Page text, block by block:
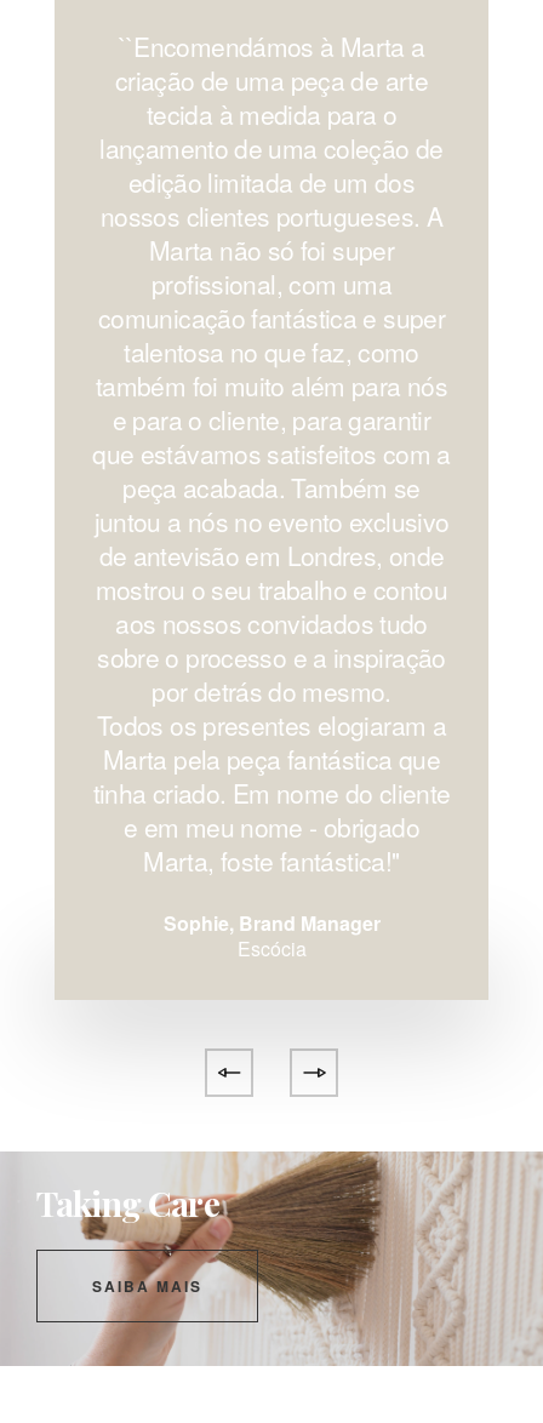
``Encomendámos à Marta a
criação de uma peça de arte
tecida à medida para o
lançamento de uma coleção de
edição limitada de um dos
nossos clientes portugueses. A
Marta não só foi super
profissional, com uma
comunicação fantástica e super
talentosa no que faz, como
também foi muito além para nós
e para o cliente, para garantir
que estávamos satisfeitos com a
peça acabada. Também se
juntou a nós no evento exclusivo
de antevisão em Londres, onde
mostrou o seu trabalho e contou
aos nossos convidados tudo
sobre o processo e a inspiração
por detrás do mesmo.
Todos os presentes elogiaram a
Marta pela peça fantástica que
tinha criado. Em nome do cliente
e em meu nome - obrigado
Marta, foste fantástica!''
Sophie, Brand Manager
Escócia
Taking Care
SAIBA MAIS